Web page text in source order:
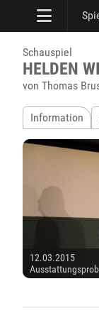
Schauspiel
HELDEN
von Thomas
Information
12.03.2015